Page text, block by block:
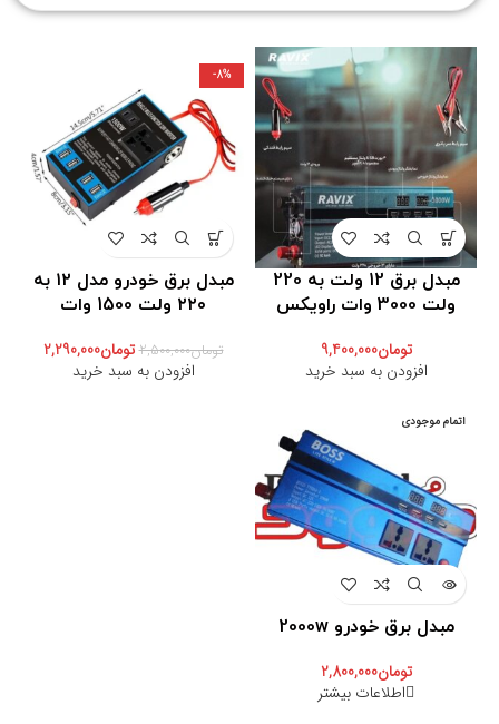
مبدل برق 12 ولت به 220
ولت 3000 وات راویکس
تومان9,400,000
افزودن به سبد خرید
-8%
مبدل برق خودرو مدل ۱۲ به
۲۲۰ ولت 1500 وات
تومان2,500,000 تومان2,290,000
افزودن به سبد خرید
اتمام موجودی
مبدل برق خودرو 2000w
تومان2,800,000
اطلاعات بیشتر